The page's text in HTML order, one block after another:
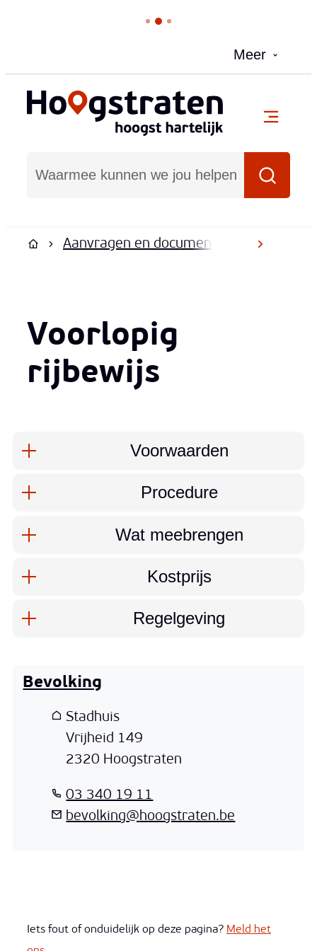
Meer
Hoogstraten
Zoeken
menu
scroll
Startpagina
Aanvragen en documenten
Voorlopig
rijbewijs
Voorwaarden
Procedure
Wat meebrengen
Kostprijs
Regelgeving
Bevolking
Adres Stadhuis
Vrijheid 149
,2320 Hoogstraten
03 340 19 11
E-mailbevolking@hoogstraten.be
Iets fout of onduidelijk op deze pagina? Meld het